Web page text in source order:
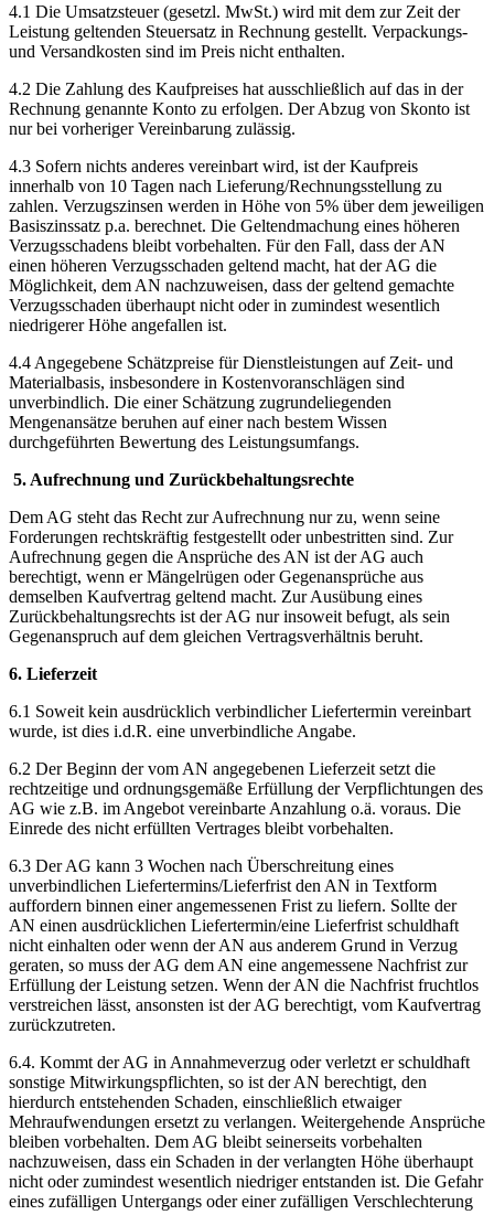
4.1 Die Umsatzsteuer (gesetzl. MwSt.) wird mit dem zur Zeit der
Leistung geltenden Steuersatz in Rechnung gestellt. Verpackungs-
und Versandkosten sind im Preis nicht enthalten.
4.2 Die Zahlung des Kaufpreises hat ausschließlich auf das in der
Rechnung genannte Konto zu erfolgen. Der Abzug von Skonto ist
nur bei vorheriger Vereinbarung zulässig.
4.3 Sofern nichts anderes vereinbart wird, ist der Kaufpreis
innerhalb von 10 Tagen nach Lieferung/Rechnungsstellung zu
zahlen. Verzugszinsen werden in Höhe von 5% über dem jeweiligen
Basiszinssatz p.a. berechnet. Die Geltendmachung eines höheren
Verzugsschadens bleibt vorbehalten. Für den Fall, dass der AN
einen höheren Verzugsschaden geltend macht, hat der AG die
Möglichkeit, dem AN nachzuweisen, dass der geltend gemachte
Verzugsschaden überhaupt nicht oder in zumindest wesentlich
niedrigerer Höhe angefallen ist.
4.4 Angegebene Schätzpreise für Dienstleistungen auf Zeit- und
Materialbasis, insbesondere in Kostenvoranschlägen sind
unverbindlich. Die einer Schätzung zugrundeliegenden
Mengenansätze beruhen auf einer nach bestem Wissen
durchgeführten Bewertung des Leistungsumfangs.
5. Aufrechnung und Zurückbehaltungsrechte
Dem AG steht das Recht zur Aufrechnung nur zu, wenn seine
Forderungen rechtskräftig festgestellt oder unbestritten sind. Zur
Aufrechnung gegen die Ansprüche des AN ist der AG auch
berechtigt, wenn er Mängelrügen oder Gegenansprüche aus
demselben Kaufvertrag geltend macht. Zur Ausübung eines
Zurückbehaltungsrechts ist der AG nur insoweit befugt, als sein
Gegenanspruch auf dem gleichen Vertragsverhältnis beruht.
6. Lieferzeit
6.1 Soweit kein ausdrücklich verbindlicher Liefertermin vereinbart
wurde, ist dies i.d.R. eine unverbindliche Angabe.
6.2 Der Beginn der vom AN angegebenen Lieferzeit setzt die
rechtzeitige und ordnungsgemäße Erfüllung der Verpflichtungen des
AG wie z.B. im Angebot vereinbarte Anzahlung o.ä. voraus. Die
Einrede des nicht erfüllten Vertrages bleibt vorbehalten.
6.3 Der AG kann 3 Wochen nach Überschreitung eines
unverbindlichen Liefertermins/Lieferfrist den AN in Textform
auffordern binnen einer angemessenen Frist zu liefern. Sollte der
AN einen ausdrücklichen Liefertermin/eine Lieferfrist schuldhaft
nicht einhalten oder wenn der AN aus anderem Grund in Verzug
geraten, so muss der AG dem AN eine angemessene Nachfrist zur
Erfüllung der Leistung setzen. Wenn der AN die Nachfrist fruchtlos
verstreichen lässt, ansonsten ist der AG berechtigt, vom Kaufvertrag
zurückzutreten.
6.4. Kommt der AG in Annahmeverzug oder verletzt er schuldhaft
sonstige Mitwirkungspflichten, so ist der AN berechtigt, den
hierdurch entstehenden Schaden, einschließlich etwaiger
Mehraufwendungen ersetzt zu verlangen. Weitergehende Ansprüche
bleiben vorbehalten. Dem AG bleibt seinerseits vorbehalten
nachzuweisen, dass ein Schaden in der verlangten Höhe überhaupt
nicht oder zumindest wesentlich niedriger entstanden ist. Die Gefahr
eines zufälligen Untergangs oder einer zufälligen Verschlechterung